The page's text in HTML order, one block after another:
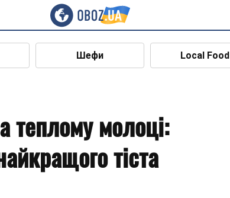
Шефи Local Food
теплому молоці:
тіста